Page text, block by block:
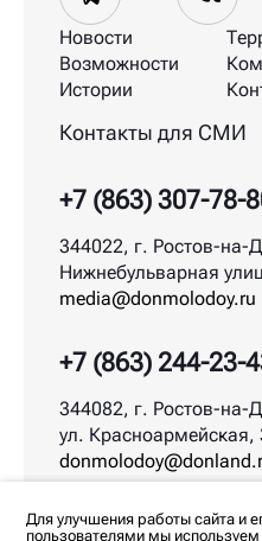
+7 (863) 244-23-
344082, г. Ростов-на-
ул. Красноармейская,
Контакты для СМИ
+7 (863) 307-78-
344022, г. Ростов-на-
Нижнебульварная
media@donmolodoy.ru
Новости
Возможности
Истории
Для улучшения работы сайта и
пользователями мы